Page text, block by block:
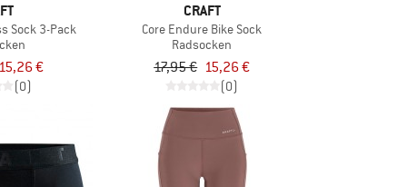
Sock 3-Pack
€
(0)
CRAFT
Core Endure Bike Sock
Radsocken
17,95 € 15,26 €
(0)